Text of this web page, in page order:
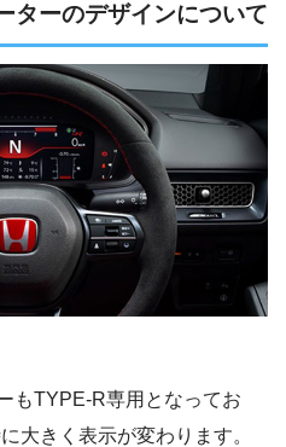
ターのデザインについて
もTYPE-R専用となってお
大きく表示が変わります。